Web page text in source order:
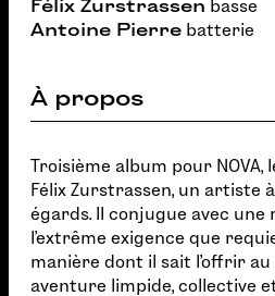
Félix Zurstrassen basse
Antoine Pierre batterie
À propos
Troisième album pour
Félix Zurstrassen, un artiste
égards. Il conjugue avec
l’extrême exigence que
manière dont il sait l’offrir
aventure limpide, collective